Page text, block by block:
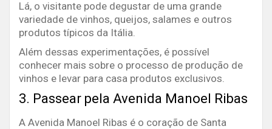
Lá, o visitante pode degustar de uma grande
variedade de vinhos, queijos, salames e outros
produtos típicos da Itália.
Além dessas experimentações, é possível
conhecer mais sobre o processo de produção de
vinhos e levar para casa produtos exclusivos.
3. Passear pela Avenida Manoel Ribas
A Avenida Manoel Ribas é o coração de Santa